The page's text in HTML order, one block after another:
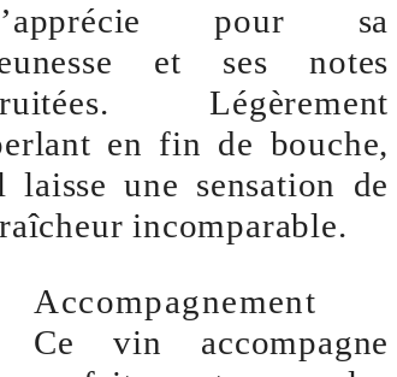
pour sa
et ses notes
Légèrement
en fin de bouche,
laisse une sensation de
incomparable.
Accompagnement
Ce vin accompagne